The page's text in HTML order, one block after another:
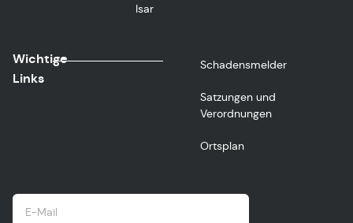
Isar
Wichtige
Links
Schadensmelder
Satzungen und
Verordnungen
Ortsplan